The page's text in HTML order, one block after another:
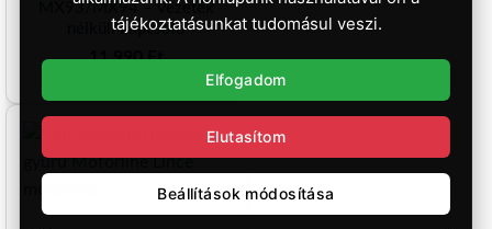
MX93/MX94 – Vezeték
nélküli kapcsoló
11.990Ft
tájékoztatásunkat tudomásul veszi.
Elfogadom
Elutasítom
Beállítások módosítása